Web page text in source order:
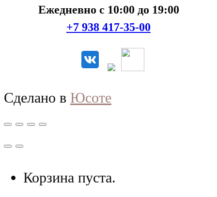
Ежедневно с 10:00 до 19:00
+7 938 417-35-00
Сделано в Юсоте
Корзина пуста.